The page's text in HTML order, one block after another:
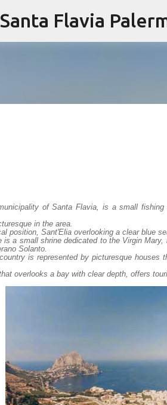
of Santa Flavia, is a small
in the area.
position, Sant'Elia overlooking a clear blue
is a small shrine dedicated to the Virgin
Solanto.
is represented by picturesque houses
overlooks a bay with clear depth, offers